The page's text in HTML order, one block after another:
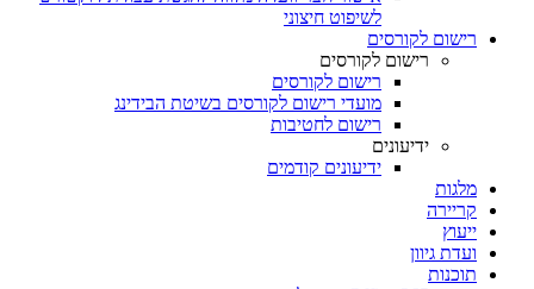
לשיפוט חיצוני
רישום לקורסים
רישום לקורסים
רישום לקורסים
מועדי רישום לקורסים בשיטת הבידינג
רישום לחטיבות
ידיעונים
ידיעונים קודמים
מלגות
קריירה
ייעוץ
ועדת גיוון
תוכנות